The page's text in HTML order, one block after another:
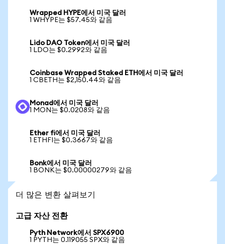
Wrapped HYPE에서 미국 달러
1 WHYPE는 $57.45와 같음
Lido DAO Token에서 미국 달러
1 LDO는 $0.2992와 같음
Coinbase Wrapped Staked ETH에서 미국 달러
1 CBETH는 $2,150.44와 같음
Monad에서 미국 달러
1 MON는 $0.0208와 같음
Ether fi에서 미국 달러
1 ETHFI는 $0.3667와 같음
Bonk에서 미국 달러
1 BONK는 $0.00000279와 같음
더 많은 변환 살펴보기
고급 자산 전환
Pyth Network에서 SPX6900
1 PYTH는 0.119055 SPX와 같음